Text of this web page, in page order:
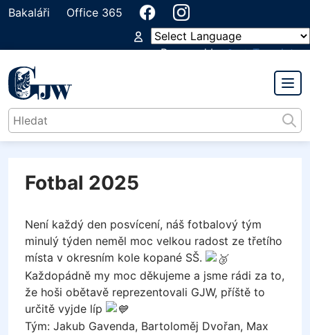
Bakaláři Office 365
Powered by
Translate
Fotbal 2025
Není každý den posvícení, náš fotbalový tým
minulý týden neměl moc velkou radost ze třetího
místa v okresním kole kopané SŠ.
Každopádně my moc děkujeme a jsme rádi za to,
že hoši obětavě reprezentovali GJW, příště to
určitě vyjde líp
Tým: Jakub Gavenda, Bartoloměj Dvořan, Max